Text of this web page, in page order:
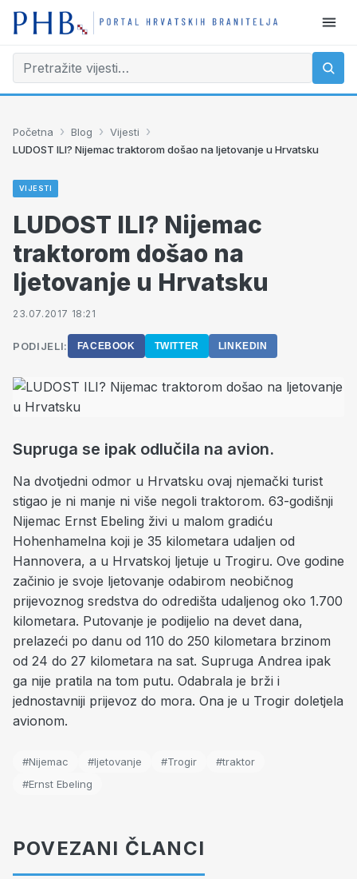
Početna › Blog › Vijesti ›
LUDOST ILI? Nijemac traktorom došao na ljetovanje u Hrvatsku
VIJESTI
LUDOST ILI? Nijemac
traktorom došao na
ljetovanje u Hrvatsku
23.07.2017 18:21
PODIJELI: FACEBOOK TWITTER LINKEDIN
Supruga se ipak odlučila na avion.
Na dvotjedni odmor u Hrvatsku ovaj njemački turist
stigao je ni manje ni više negoli traktorom. 63-godišnji
Nijemac Ernst Ebeling živi u malom gradiću
Hohenhamelna koji je 35 kilometara udaljen od
Hannovera, a u Hrvatskoj ljetuje u Trogiru. Ove godine
začinio je svoje ljetovanje odabirom neobičnog
prijevoznog sredstva do odredišta udaljenog oko 1.700
kilometara. Putovanje je podijelio na devet dana,
prelazeći po danu od 110 do 250 kilometara brzinom
od 24 do 27 kilometara na sat. Supruga Andrea ipak
ga nije pratila na tom putu. Odabrala je brži i
jednostavniji prijevoz do mora. Ona je u Trogir doletjela
avionom.
#Nijemac #ljetovanje #Trogir
#traktor
#Ernst Ebeling
POVEZANI ČLANCI